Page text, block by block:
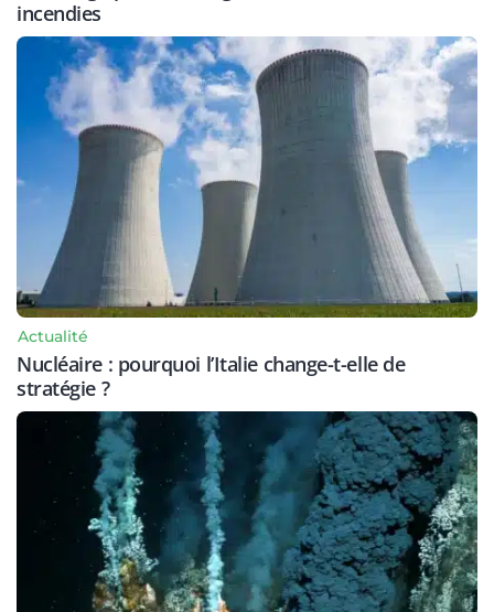
incendies
Actualité
Nucléaire : pourquoi l’Italie change-t-elle de
stratégie ?